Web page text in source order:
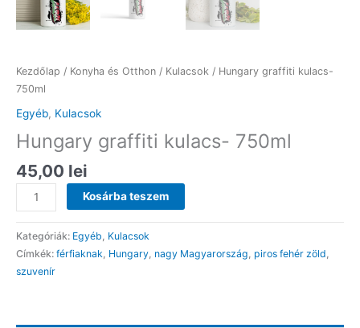
Kezdőlap / Konyha és Otthon / Kulacsok / Hungary graffiti kulacs-
750ml
Egyéb, Kulacsok
Hungary graffiti kulacs- 750ml
45,00 lei
Hungary
graffiti
kulacs-
750ml
Kosárba teszem
Kategóriák: Egyéb, Kulacsok
Címkék: férfiaknak, Hungary, nagy Magyarország, piros fehér zöld,
szuvenír